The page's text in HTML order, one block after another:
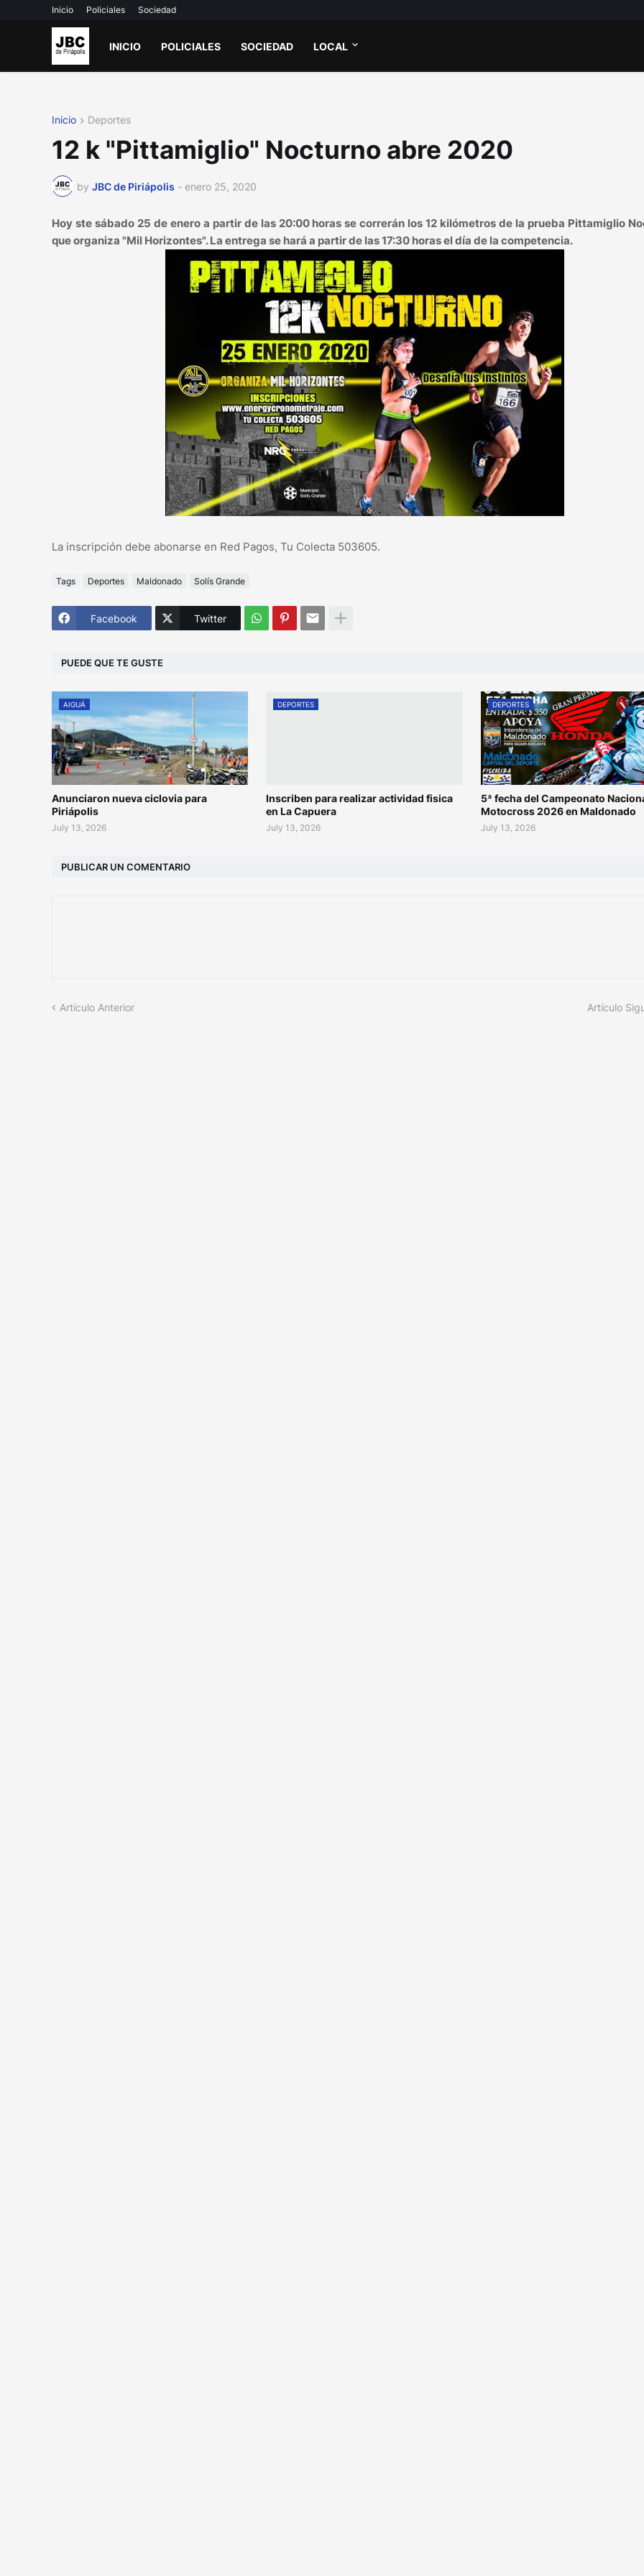
Inicio Policiales Sociedad
INICIO POLICIALES SOCIEDAD LOCAL
Inicio Deportes
12 k "Pittamiglio" Nocturno abre 2020
by JBC de Piriápolis - enero 25, 2020
Hoy ste sábado 25 de enero a partir de las 20:00 horas se correrán los 12 kilómetros de la prueba Pittamiglio
que organiza "Mil Horizontes". La entrega se hará a partir de las 17:30 horas el día de la competencia.
La inscripción debe abonarse en Red Pagos, Tu Colecta 503605.
Tags Deportes Maldonado Solís Grande
Facebook Twitter
PUEDE QUE TE GUSTE
AIGUÁ
Anunciaron nueva ciclovia para
Piriápolis
July 13, 2026
DEPORTES
Inscriben para realizar actividad fisica
en La Capuera
July 13, 2026
DEPORTES
5ª fecha del Campeonato
Motocross 2026 en Maldonado
July 13, 2026
PUBLICAR UN COMENTARIO
Artículo Anterior Artículo